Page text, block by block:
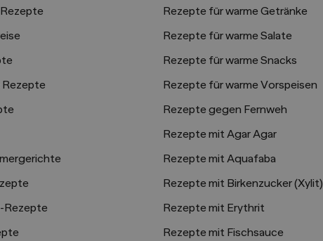
Rezepte
Rezepte für warme Getränke
Rezepte für warme Salate
Rezepte für warme Snacks
Rezepte für warme Vorspeisen
Rezepte gegen Fernweh
Rezepte mit Agar Agar
Rezepte mit Aquafaba
Rezepte mit Birkenzucker (Xylit)
Rezepte mit Erythrit
Rezepte mit Fischsauce